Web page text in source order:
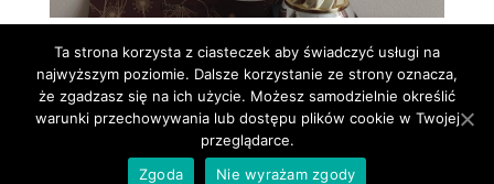
Ta strona korzysta z ciasteczek aby świadczyć usługi na
najwyższym poziomie. Dalsze korzystanie ze strony oznacza,
że zgadzasz się na ich użycie. Możesz samodzielnie określić
warunki przechowywania lub dostępu plików cookie w Twojej
przeglądarce.
Zgoda
Nie wyrażam zgody